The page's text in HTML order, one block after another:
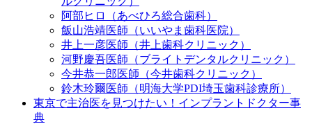
阿部ヒロ（あべひろ総合歯科）
飯山浩靖医師（いいやま歯科医院）
井上一彦医師（井上歯科クリニック）
河野慶吾医師（ブライトデンタルクリニック）
今井恭一郎医師（今井歯科クリニック）
鈴木玲爾医師（明海大学PDI埼玉歯科診療所）
東京で主治医を見つけたい！インプラントドクター事
典